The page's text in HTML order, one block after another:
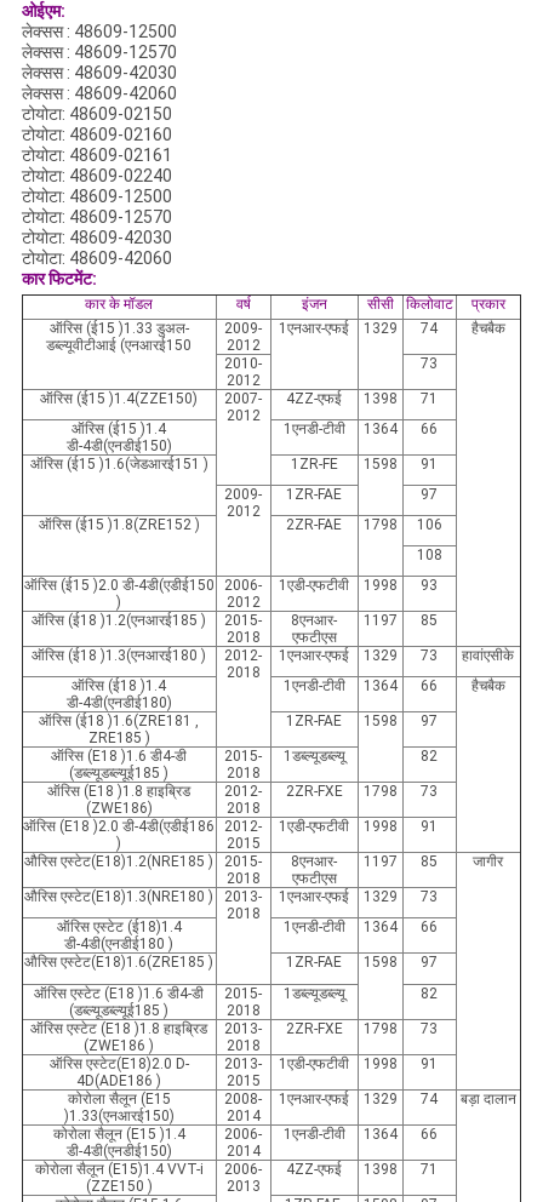
ओईएम:
लेक्सस : 48609-12500
लेक्सस : 48609-12570
लेक्सस : 48609-42030
लेक्सस : 48609-42060
टोयोटा: 48609-02150
टोयोटा: 48609-02160
टोयोटा: 48609-02161
टोयोटा: 48609-02240
टोयोटा: 48609-12500
टोयोटा: 48609-12570
टोयोटा: 48609-42030
टोयोटा: 48609-42060
कार फिटमेंट:
कार के मॉडल वर्ष इंजन सीसी किलोवाट
प्रकार
ऑरिस (ई15 )1.33 डुअल-
डब्ल्यूवीटीआई (एनआरई150
2009-
2012
1एनआर-एफई 1329 74 हैचबैक
2010-
2012
73
ऑरिस (ई15 )1.4(ZZE150)
2007-
2012
4ZZ-एफई 1398
71
ऑरिस (ई15 )1.4
डी-4डी(एनडीई150)
1एनडी-टीवी 1364 66
ऑरिस (ई15 )1.6(जेडआरई151 ) 1ZR-FE 1598
91
2009-
2012
1ZR-FAE
97
ऑरिस (ई15 )1.8(ZRE152 ) 2ZR-FAE 1798
106
108
ऑरिस (ई15 )2.0 डी-4डी(एडीई150
)
2006-
2012
1एडी-एफटीवी 1998 93
ऑरिस (ई18 )1.2(एनआरई185 )
2015-
2018
8एनआर-
एफटीएस
1197 85
ऑरिस (ई18 )1.3(एनआरई180 )
2012-
2018
1एनआर-एफई 1329 73 हावांएसीके
ऑरिस (ई18 )1.4
डी-4डी(एनडीई180)
1एनडी-टीवी 1364 66 हैचबैक
ऑरिस (ई18 )1.6(ZRE181 ,
ZRE185 )
1ZR-FAE 1598 97
ऑरिस (E18 )1.6 डी4-डी
(डब्ल्यूडब्ल्यूई185 )
2015-
2018
1डब्ल्यूडब्ल्यू 82
ऑरिस (E18 )1.8 हाइब्रिड
(ZWE186)
2012-
2018
2ZR-FXE 1798 73
ऑरिस (E18 )2.0 डी-4डी(एडीई186
)
2012-
2015
1एडी-एफटीवी 1998 91
औरिस एस्टेट(E18)1.2(NRE185 )
2015-
2018
8एनआर-
एफटीएस
1197 85 जागीर
औरिस एस्टेट(E18)1.3(NRE180 )
2013-
2018
1एनआर-एफई 1329
73
ऑरिस एस्टेट (ई18)1.4
डी-4डी(एनडीई180 )
1एनडी-टीवी 1364 66
औरिस एस्टेट(E18)1.6(ZRE185 ) 1ZR-FAE 1598
97
ऑरिस एस्टेट (E18 )1.6 डी4-डी
(डब्ल्यूडब्ल्यूई185 )
2015-
2018
1डब्ल्यूडब्ल्यू 82
ऑरिस एस्टेट (E18 )1.8 हाइब्रिड
(ZWE186 )
2013-
2018
2ZR-FXE 1798 73
ऑरिस एस्टेट(E18)2.0 D-
4D(ADE186 )
2013-
2015
1एडी-एफटीवी 1998 91
कोरोला सैलून (E15
)1.33(एनआरई150)
2008-
2014
1एनआर-एफई 1329 74 बड़ा दालान
कोरोला सैलून (E15 )1.4
डी-4डी(एनडीई150)
2006-
2014
1एनडी-टीवी 1364 66
कोरोला सैलून (E15)1.4 VVT-i
(ZZE150 )
2006-
2013
4ZZ-एफई 1398 71